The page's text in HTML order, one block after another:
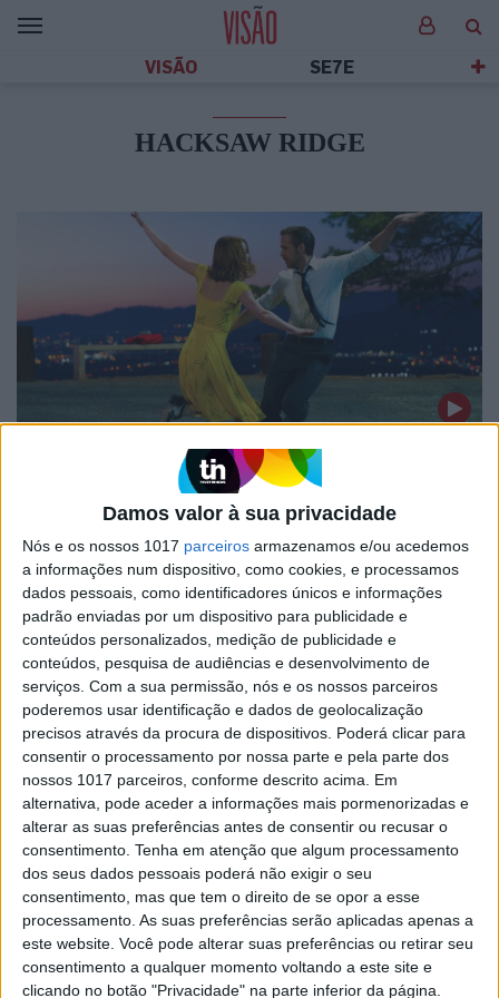
Damos valor à sua privacidade
Nós e os nossos 1017 parceiros armazenamos e/ou acedemos
a informações num dispositivo, como cookies, e processamos
dados pessoais, como identificadores únicos e informações
padrão enviadas por um dispositivo para publicidade e
conteúdos personalizados, medição de publicidade e
conteúdos, pesquisa de audiências e desenvolvimento de
serviços. Com a sua permissão, nós e os nossos parceiros
poderemos usar identificação e dados de geolocalização
precisos através da procura de dispositivos. Poderá clicar para
consentir o processamento por nossa parte e pela parte dos
nossos 1017 parceiros, conforme descrito acima. Em
alternativa, pode aceder a informações mais pormenorizadas e
alterar as suas preferências antes de consentir ou recusar o
consentimento. Tenha em atenção que algum processamento
dos seus dados pessoais poderá não exigir o seu
consentimento, mas que tem o direito de se opor a esse
processamento. As suas preferências serão aplicadas apenas a
este website. Você pode alterar suas preferências ou retirar seu
consentimento a qualquer momento voltando a este site e
clicando no botão "Privacidade" na parte inferior da página.
VISÃO SE7E
HACKSAW RIDGE
Um musical e as suas 14 nomeações
La La Land acumula 14 nomeações. A
"sobrevalorizada" Meryl Streep coleciona a 20ª.
Silêncio, de Martin Scorcese, ficou de fora dos
melhores do ano
SITES DO GRUPO TRUST IN NEWS
Visão Visão Se7e